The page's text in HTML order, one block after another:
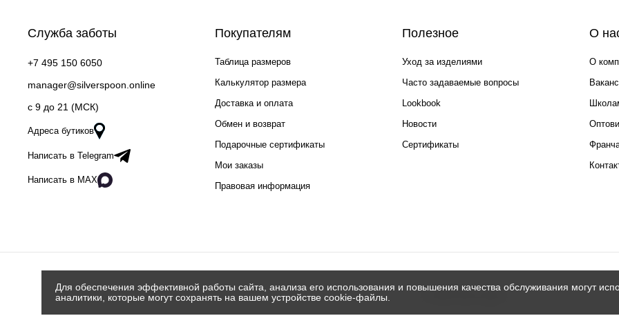
Служба заботы
+7 495 150 6050
manager@silverspoon.online
c 9 до 21 (МСК)
Адреса бутиков
Написать в Telegram
Написать в MAX
Покупателям
Таблица размеров
Калькулятор размера
Доставка и оплата
Обмен и возврат
Подарочные сертификаты
Мои заказы
Правовая информация
Полезное
Уход за изделиями
Часто задаваемые вопросы
Lookbook
Новости
Сертификаты
О
О
Для обеспечения эффективной работы сайта, анализа его использования и повышения качества обслуживания могут
аналитики, которые могут сохранять на вашем устройстве cookie-файлы.